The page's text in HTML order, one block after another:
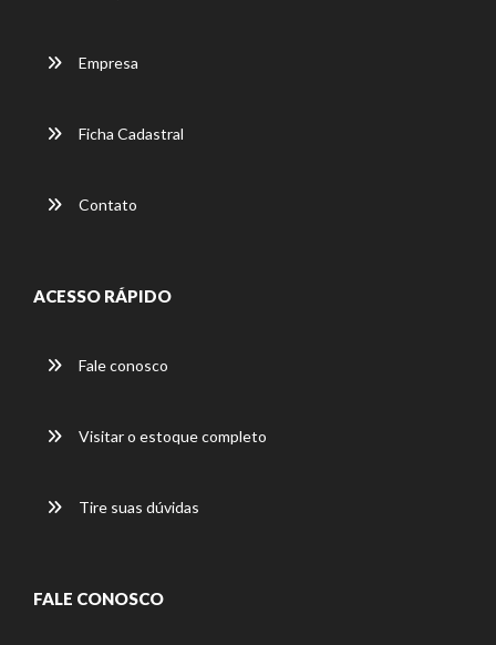
Empresa
Ficha Cadastral
Contato
ACESSO RÁPIDO
Fale conosco
Visitar o estoque completo
Tire suas dúvidas
FALE CONOSCO